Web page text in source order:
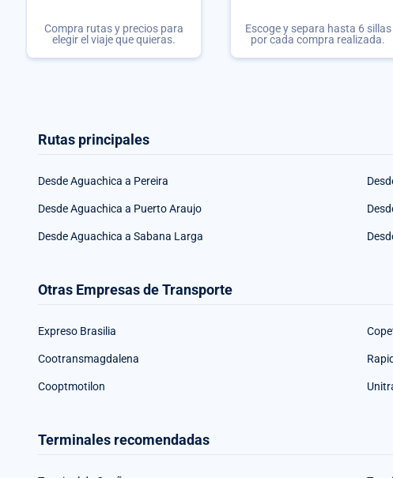
Compra rutas y precios para
elegir el viaje que quieras.
Escoge y separa hasta 6 sillas
por cada compra realizada.
Rutas principales
Desde Aguachica a Pereira
Desde Aguachica a Puerto Araujo
Desde Aguachica a Sabana Larga
Otras Empresas de Transporte
Expreso Brasilia
Cootransmagdalena
Cooptmotilon
Terminales recomendadas